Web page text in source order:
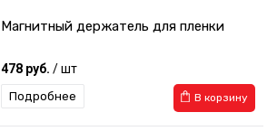
Магнитный держатель для пленки
478 руб. / шт
В корзину
Подробнее